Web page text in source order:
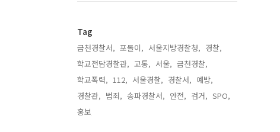
Tag
금천경찰서, 포돌이, 서울지방경찰청, 경찰,
학교전담경찰관, 교통, 서울, 금천경찰,
학교폭력, 112, 서울경찰, 경찰서, 예방,
경찰관, 범죄, 송파경찰서, 안전, 검거, SPO,
홍보,